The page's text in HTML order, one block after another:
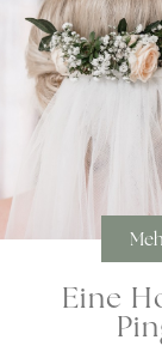
Eine